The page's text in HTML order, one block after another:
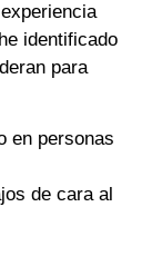
identificado
para
en personas
de cara al